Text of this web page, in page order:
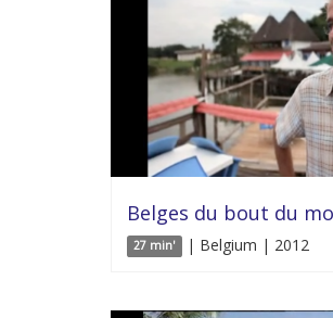
Belges du bout du
27 min' | Belgium | 2012